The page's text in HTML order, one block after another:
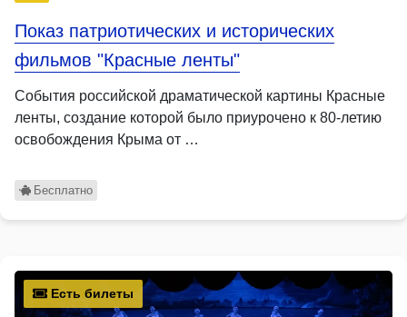
Показ патриотических и исторических
фильмов "Красные ленты"
События российской драматической картины Красные
ленты, создание которой было приурочено к 80-летию
освобождения Крыма от …
Бесплатно
Есть билеты